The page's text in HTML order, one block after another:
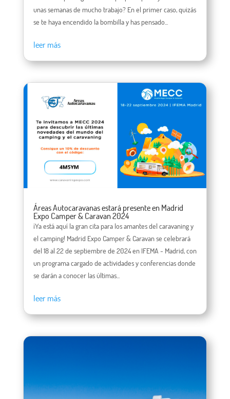
unas semanas de mucho trabajo? En el primer caso, quizás
se te haya encendido la bombilla y has pensado...
leer más
Áreas Autocaravanas estará presente en Madrid
Expo Camper & Caravan 2024
¡Ya está aquí la gran cita para los amantes del caravaning y
el camping! Madrid Expo Camper & Caravan se celebrará
del 18 al 22 de septiembre de 2024 en IFEMA - Madrid, con
un programa cargado de actividades y conferencias donde
se darán a conocer las últimas...
leer más